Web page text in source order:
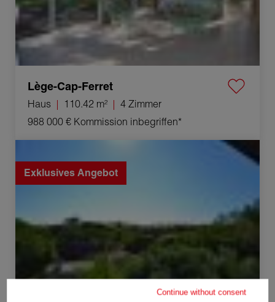
Lège-Cap-Ferret
Haus 110.42 m²
4 Zimmer
988 000 € Kommission inbegriffen*
Exklusives Angebot
Continue without consent